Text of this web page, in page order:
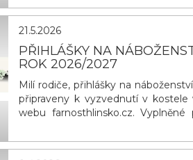
týmem). Naším cílem je, aby byl
21.5.2026
PŘIHLÁŠKY NA
ROK 2026/2027
Milí rodiče, přihlášky na
připraveny k vyzvednutí v
webu farnosthlinsko.cz.
faru v Hlinsku do 14. června 2026.
vytvořeny skupiny a rozvrh výuky